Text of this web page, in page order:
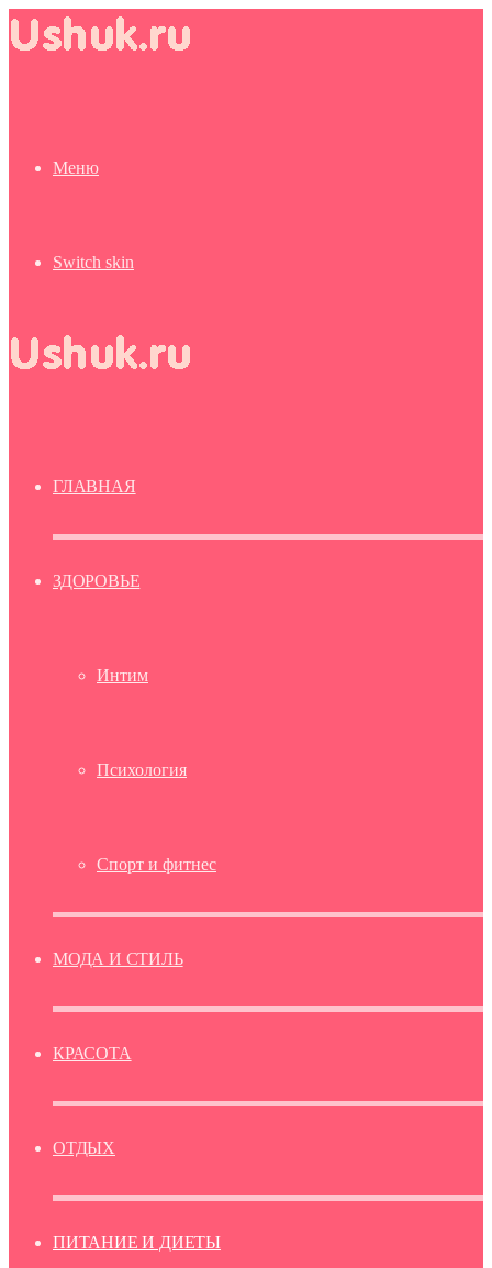
Меню
Switch skin
ГЛАВНАЯ
ЗДОРОВЬЕ
Интим
Психология
Спорт и фитнес
МОДА И СТИЛЬ
КРАСОТА
ОТДЫХ
ПИТАНИЕ И ДИЕТЫ